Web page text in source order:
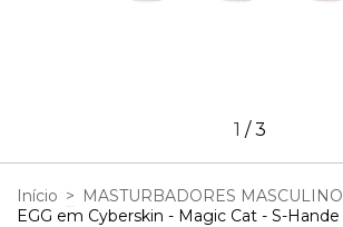
1 /3
Início > MASTURBADORES MASCULINO
EGG em Cyberskin - Magic Cat - S-Hande